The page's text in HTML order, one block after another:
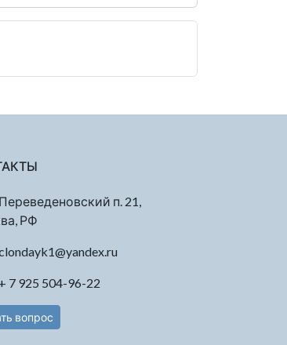
Переведеновский п. 21,
РФ
+ 7 925 504-96-22
вопрос